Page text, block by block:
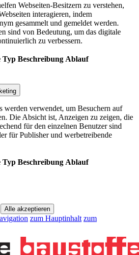
Webseiten-Besitzern zu verstehen,
interagieren, indem
gesammelt und gemeldet werden.
sind von Bedeutung, um das digitale
zu verbessern.
Typ Beschreibung Ablauf
werden verwendet, um Besuchern auf
Die Absicht ist, Anzeigen zu zeigen, die
für den einzelnen Benutzer sind
für Publisher und werbetreibende
Typ Beschreibung Ablauf
Alle akzeptieren
zum Hauptinhalt zum